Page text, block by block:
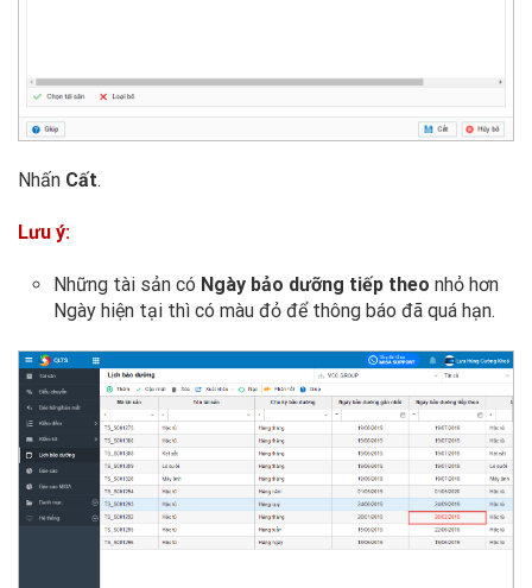
Nhấn Cất.
Lưu ý:
Những tài sản có Ngày bảo dưỡng tiếp theo nhỏ hơn
Ngày hiện tại thì có màu đỏ để thông báo đã quá hạn.